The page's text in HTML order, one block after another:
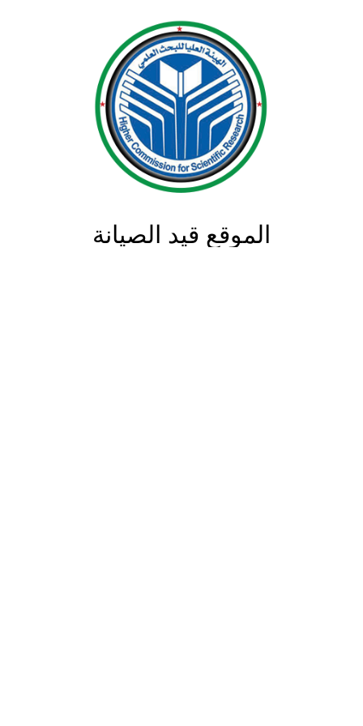
الموقع قيد الصيانة